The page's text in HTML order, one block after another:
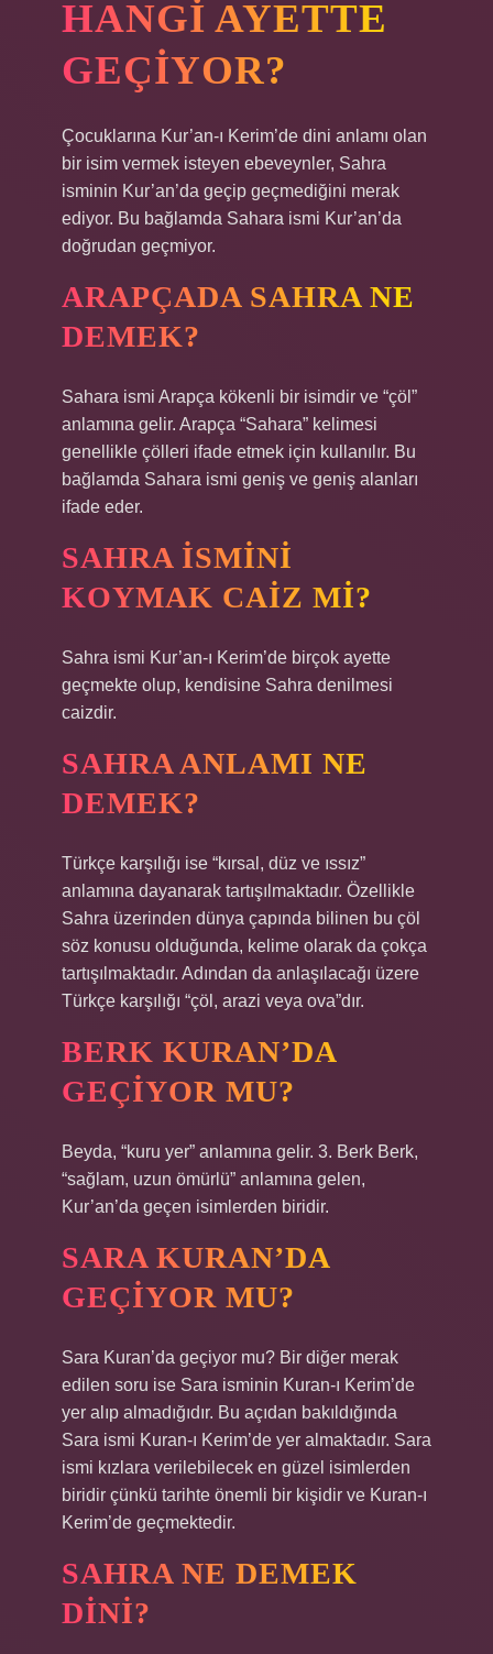
HANGI AYETTE
GEÇIYOR?
Çocuklarına Kur’an-ı Kerim’de dini anlamı olan
bir isim vermek isteyen ebeveynler, Sahra
isminin Kur’an’da geçip geçmediğini merak
ediyor. Bu bağlamda Sahara ismi Kur’an’da
doğrudan geçmiyor.
ARAPÇADA SAHRA NE
DEMEK?
Sahara ismi Arapça kökenli bir isimdir ve “çöl”
anlamına gelir. Arapça “Sahara” kelimesi
genellikle çölleri ifade etmek için kullanılır. Bu
bağlamda Sahara ismi geniş ve geniş alanları
ifade eder.
SAHRA ISMINI
KOYMAK CAIZ MI?
Sahra ismi Kur’an-ı Kerim’de birçok ayette
geçmekte olup, kendisine Sahra denilmesi
caizdir.
SAHRA ANLAMI NE
DEMEK?
Türkçe karşılığı ise “kırsal, düz ve ıssız”
anlamına dayanarak tartışılmaktadır. Özellikle
Sahra üzerinden dünya çapında bilinen bu çöl
söz konusu olduğunda, kelime olarak da çokça
tartışılmaktadır. Adından da anlaşılacağı üzere
Türkçe karşılığı “çöl, arazi veya ova”dır.
BERK KURAN’DA
GEÇIYOR MU?
Beyda, “kuru yer” anlamına gelir. 3. Berk Berk,
“sağlam, uzun ömürlü” anlamına gelen,
Kur’an’da geçen isimlerden biridir.
SARA KURAN’DA
GEÇIYOR MU?
Sara Kuran’da geçiyor mu? Bir diğer merak
edilen soru ise Sara isminin Kuran-ı Kerim’de
yer alıp almadığıdır. Bu açıdan bakıldığında
Sara ismi Kuran-ı Kerim’de yer almaktadır. Sara
ismi kızlara verilebilecek en güzel isimlerden
biridir çünkü tarihte önemli bir kişidir ve Kuran-ı
Kerim’de geçmektedir.
SAHRA NE DEMEK
DINI?